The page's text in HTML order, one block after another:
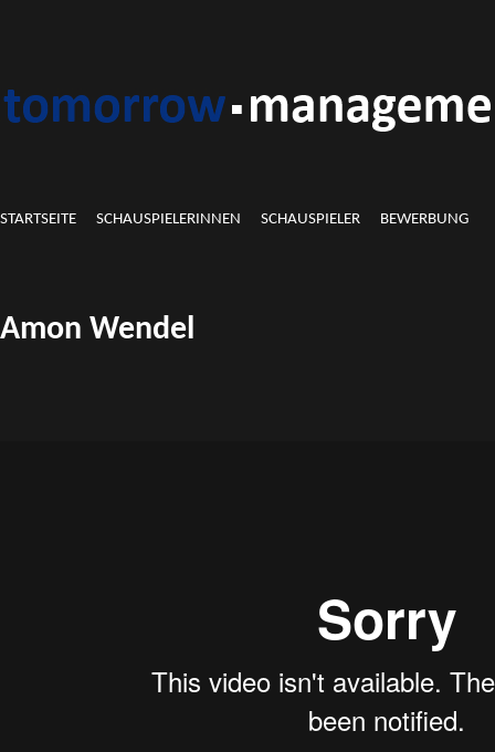
STARTSEITE SCHAUSPIELERINNEN SCHAUSPIELER BEWERBUNG
Amon Wendel